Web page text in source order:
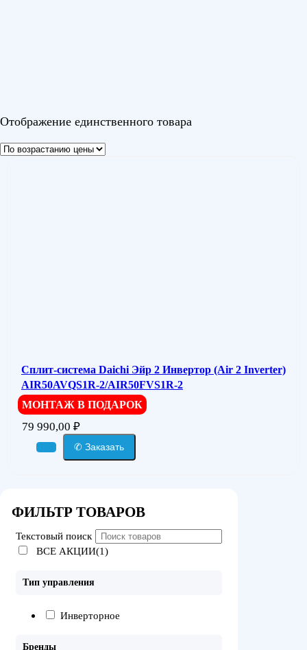
Отображение единственного товара
Сплит-система Daichi Эйр 2 Инвертор (Air 2 Inverter)
AIR50AVQS1R-2/AIR50FVS1R-2
МОНТАЖ В ПОДАРОК
79 990,00 ₽
✆ Заказать
ФИЛЬТР ТОВАРОВ
Текстовый поиск
ВСЕ АКЦИИ(1)
Тип управления
Инверторное
Бренды